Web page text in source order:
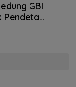
GBI
Pendeta